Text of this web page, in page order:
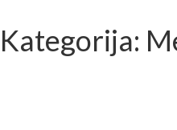
Kategorija: